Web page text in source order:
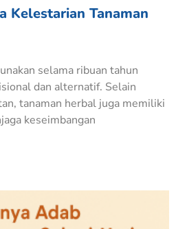
Kelestarian Tanaman
selama ribuan tahun
dan alternatif. Selain
tanaman herbal juga memiliki
keseimbangan